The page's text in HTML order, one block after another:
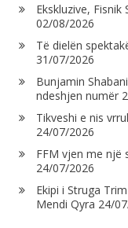
Ekskluzive, Fisnik
02/08/2026
Të dielën
31/07/2026
Bunjamin
ndeshjen numër
Tikveshi e nis
24/07/2026
FFM vjen me një
24/07/2026
Ekipi i Struga
Mendi Qyra 24/